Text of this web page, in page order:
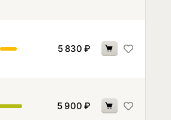
5 830 ₽
5 900 ₽